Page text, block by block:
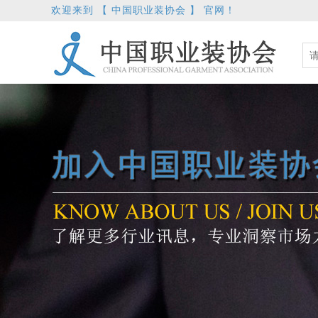
欢迎来到 【 中国职业装协会 】 官网！